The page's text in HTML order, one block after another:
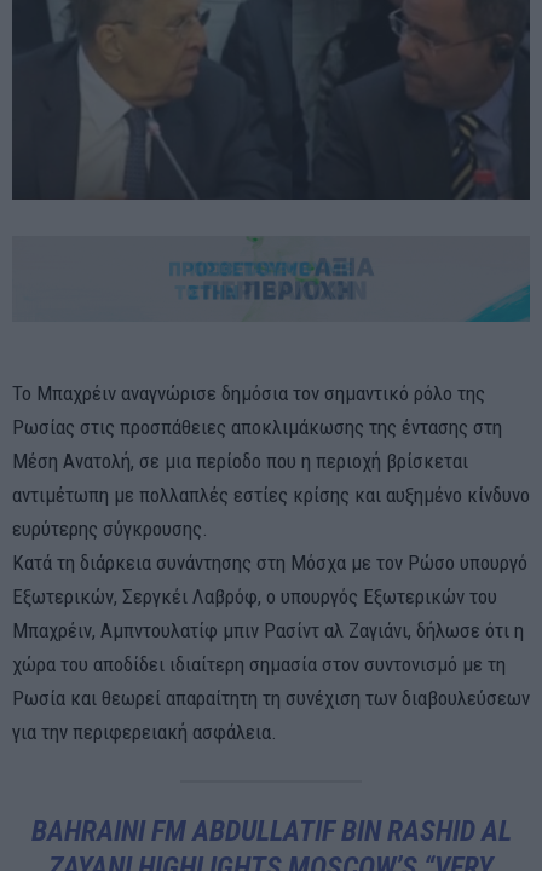
Το Μπαχρέιν αναγνώρισε δημόσια τον σημαντικό ρόλο της
Ρωσίας στις προσπάθειες αποκλιμάκωσης της έντασης στη
Μέση Ανατολή, σε μια περίοδο που η περιοχή βρίσκεται
αντιμέτωπη με πολλαπλές εστίες κρίσης και αυξημένο κίνδυνο
ευρύτερης σύγκρουσης.
Κατά τη διάρκεια συνάντησης στη Μόσχα με τον Ρώσο υπουργό
Εξωτερικών, Σεργκέι Λαβρόφ, ο υπουργός Εξωτερικών του
Μπαχρέιν, Αμπντουλατίφ μπιν Ρασίντ αλ Ζαγιάνι, δήλωσε ότι η
χώρα του αποδίδει ιδιαίτερη σημασία στον συντονισμό με τη
Ρωσία και θεωρεί απαραίτητη τη συνέχιση των διαβουλεύσεων
για την περιφερειακή ασφάλεια.
BAHRAINI FM ABDULLATIF BIN RASHID AL